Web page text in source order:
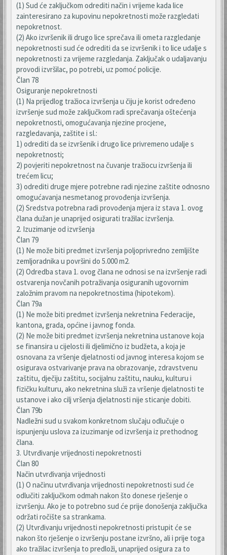
(1) Sud će zaključkom odrediti način i vrijeme kada lice
zainteresirano za kupovinu nepokretnosti može razgledati
nepokretnost.
(2) Ako izvršenik ili drugo lice sprečava ili ometa razgledanje
nepokretnosti sud će odrediti da se izvršenik i to lice udalje s
nepokretnosti za vrijeme razgledanja. Zaključak o udaljavanju
provodi izvršilac, po potrebi, uz pomoć policije.
Član 78
Osiguranje nepokretnosti
(1) Na prijedlog tražioca izvršenja u čiju je korist određeno
izvršenje sud može zaključkom radi sprečavanja oštećenja
nepokretnosti, omogućavanja njezine procjene,
razgledavanja, zaštite i sl.:
1) odrediti da se izvršenik i drugo lice privremeno udalje s
nepokretnosti;
2) povjeriti nepokretnost na čuvanje tražiocu izvršenja ili
trećem licu;
3) odrediti druge mjere potrebne radi njezine zaštite odnosno
omogućavanja nesmetanog provođenja izvršenja.
(2) Sredstva potrebna radi provođenja mjera iz stava 1. ovog
člana dužan je unaprijed osigurati tražilac izvršenja.
2. Izuzimanje od izvršenja
Član 79
(1) Ne može biti predmet izvršenja poljoprivredno zemljište
zemljoradnika u površini do 5.000 m2.
(2) Odredba stava 1. ovog člana ne odnosi se na izvršenje radi
ostvarenja novčanih potraživanja osiguranih ugovornim
založnim pravom na nepokretnostima (hipotekom).
Član 79a
(1) Ne može biti predmet izvršenja nekretnina Federacije,
kantona, grada, općine i javnog fonda.
(2) Ne može biti predmet izvršenja nekretnina ustanove koja
se finansira u cijelosti ili djelimično iz budžeta, a koja je
osnovana za vršenje djelatnosti od javnog interesa kojom se
osigurava ostvarivanje prava na obrazovanje, zdravstvenu
zaštitu, dječiju zaštitu, socijalnu zaštitu, nauku, kulturu i
fizičku kulturu, ako nekretnina služi za vršenje djelatnosti te
ustanove i ako cilj vršenja djelatnosti nije sticanje dobiti.
Član 79b
Nadležni sud u svakom konkretnom slučaju odlučuje o
ispunjenju uslova za izuzimanje od izvršenja iz prethodnog
člana.
3. Utvrđivanje vrijednosti nepokretnosti
Član 80
Način utvrđivanja vrijednosti
(1) O načinu utvrđivanja vrijednosti nepokretnosti sud će
odlučiti zaključkom odmah nakon što donese rješenje o
izvršenju. Ako je to potrebno sud će prije donošenja zaključka
održati ročište sa strankama.
(2) Utvrđivanju vrijednosti nepokretnosti pristupit će se
nakon što rješenje o izvršenju postane izvršno, ali i prije toga
ako tražilac izvršenja to predloži, unaprijed osigura za to